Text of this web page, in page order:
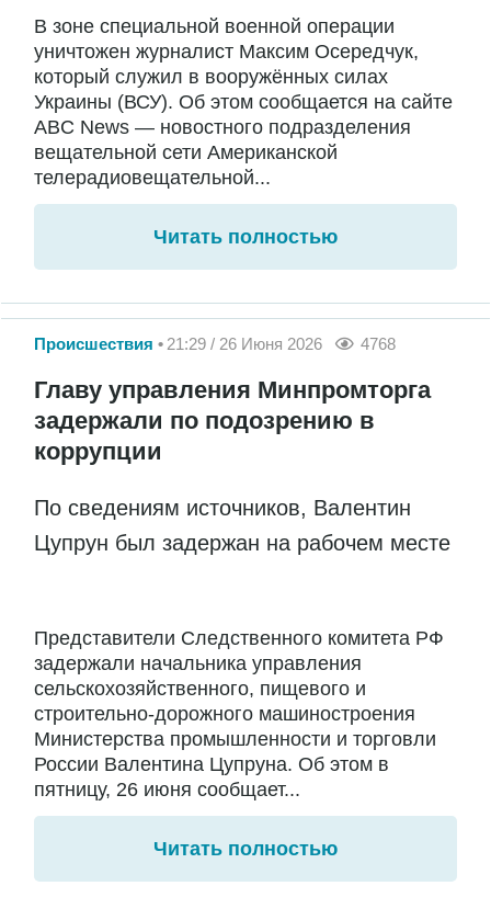
В зоне специальной военной операции
уничтожен журналист Максим Осередчук,
который служил в вооружённых силах
Украины (ВСУ). Об этом сообщается на сайте
ABC News — новостного подразделения
вещательной сети Американской
телерадиовещательной...
Читать полностью
Происшествия 21:29 / 26 Июня 2026 4768
Главу управления Минпромторга
задержали по подозрению в
коррупции
По сведениям источников, Валентин
Цупрун был задержан на рабочем месте
Представители Следственного комитета РФ
задержали начальника управления
сельскохозяйственного, пищевого и
строительно-дорожного машиностроения
Министерства промышленности и торговли
России Валентина Цупруна. Об этом в
пятницу, 26 июня сообщает...
Читать полностью